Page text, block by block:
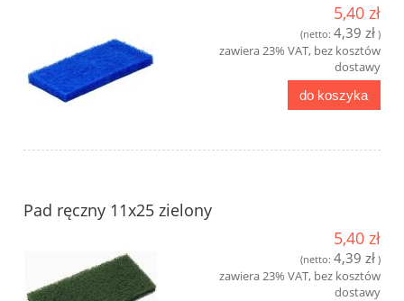
5,40 zł
(netto: 4,39 zł )
zawiera 23% VAT, bez kosztów
dostawy
do koszyka
Pad ręczny 11x25 zielony
5,40 zł
(netto: 4,39 zł )
zawiera 23% VAT, bez kosztów
dostawy